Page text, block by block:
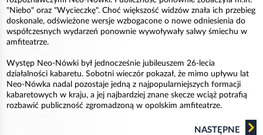
"Niebo" oraz "Wycieczkę". Choć większość widzów znała ich przebieg
doskonale, odświeżone wersje wzbogacone o nowe odniesienia do
współczesnych wydarzeń ponownie wywoływały salwy śmiechu w
amfiteatrze.
Występ Neo-Nówki był jednocześnie jubileuszem 26-lecia
działalności kabaretu. Sobotni wieczór pokazał, że mimo upływu lat
Neo-Nówka nadal pozostaje jedną z najpopularniejszych formacji
kabaretowych w kraju, a jej najbardziej znane skecze wciąż potrafią
rozbawić publiczność zgromadzoną w opolskim amfiteatrze.
NASTĘPNE